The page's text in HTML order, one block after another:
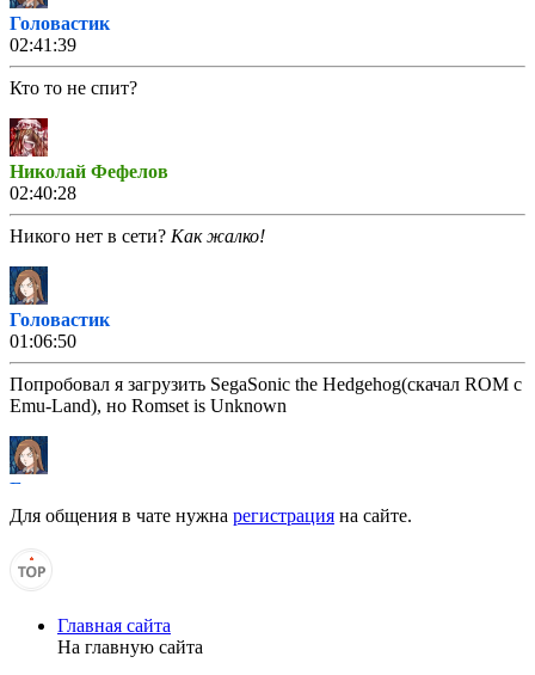
Головастик
02:41:39
Кто то не спит?
Николай Фефелов
02:40:28
Никого нет в сети? Как жалко!
Головастик
01:06:50
Попробовал я загрузить SegaSonic the Hedgehog(скачал ROM с
Emu-Land), но Romset is Unknown
Головастик
00:12:12
Матвей2014
Я тебя в книжечку запишу!
Ёжик(из Смешариков)
Для общения в чате нужна регистрация на сайте.
Главная сайта
На главную сайта